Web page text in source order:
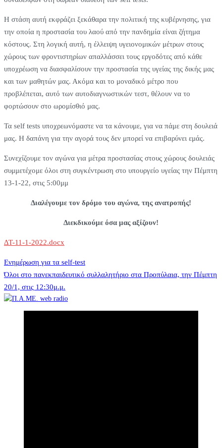
Η στάση αυτή εκφράζει ξεκάθαρα την πολιτική της κυβέρνησης, για
την οποία η προστασία του λαού από την πανδημία είναι ζήτημα
κόστους. Στη λογική αυτή, η έλλειψη υγειονομικών μέτρων στους
χώρους των φροντιστηρίων απαλλάσσει τους εργοδότες από κάθε
υποχρέωση να διασφαλίσουν την προστασία της υγείας της δικής μας
και των μαθητών μας. Ακόμα και το μοναδικό μέτρο που
προβλέπεται, αυτό των αυτοδιαγνωστικών τεστ, θέλουν να το
φορτώσουν στο ωρομίσθιό μας.
Τα self tests υποχρεωνόμαστε να τα κάνουμε, για να πάμε στη δουλειά
μας. Η δαπάνη για την αγορά τους δεν μπορεί να επιβαρύνει εμάς.
Συνεχίζουμε τον αγώνα για μέτρα προστασίας στους χώρους δουλειάς
συμμετέχομε όλοι στη συγκέντρωση στο υπουργείο υγείας την Πέμπτη
13-1-22, στις 5:00μμ
Διαλέγουμε τον δρόμο του αγώνα, της ανατροπής!
Διεκδικούμε όσα μας αξίζουν!
ΔΤ-11-1-2022.docx
Πλοήγηση
άρθρων
Ενημέρωση για τα self-test
Όλοι στο πανεκπαιδευτικό συλλαλητήριο στα Προπύλαια, την Πέμπτη
20/1, στις 12:30μ.μ.